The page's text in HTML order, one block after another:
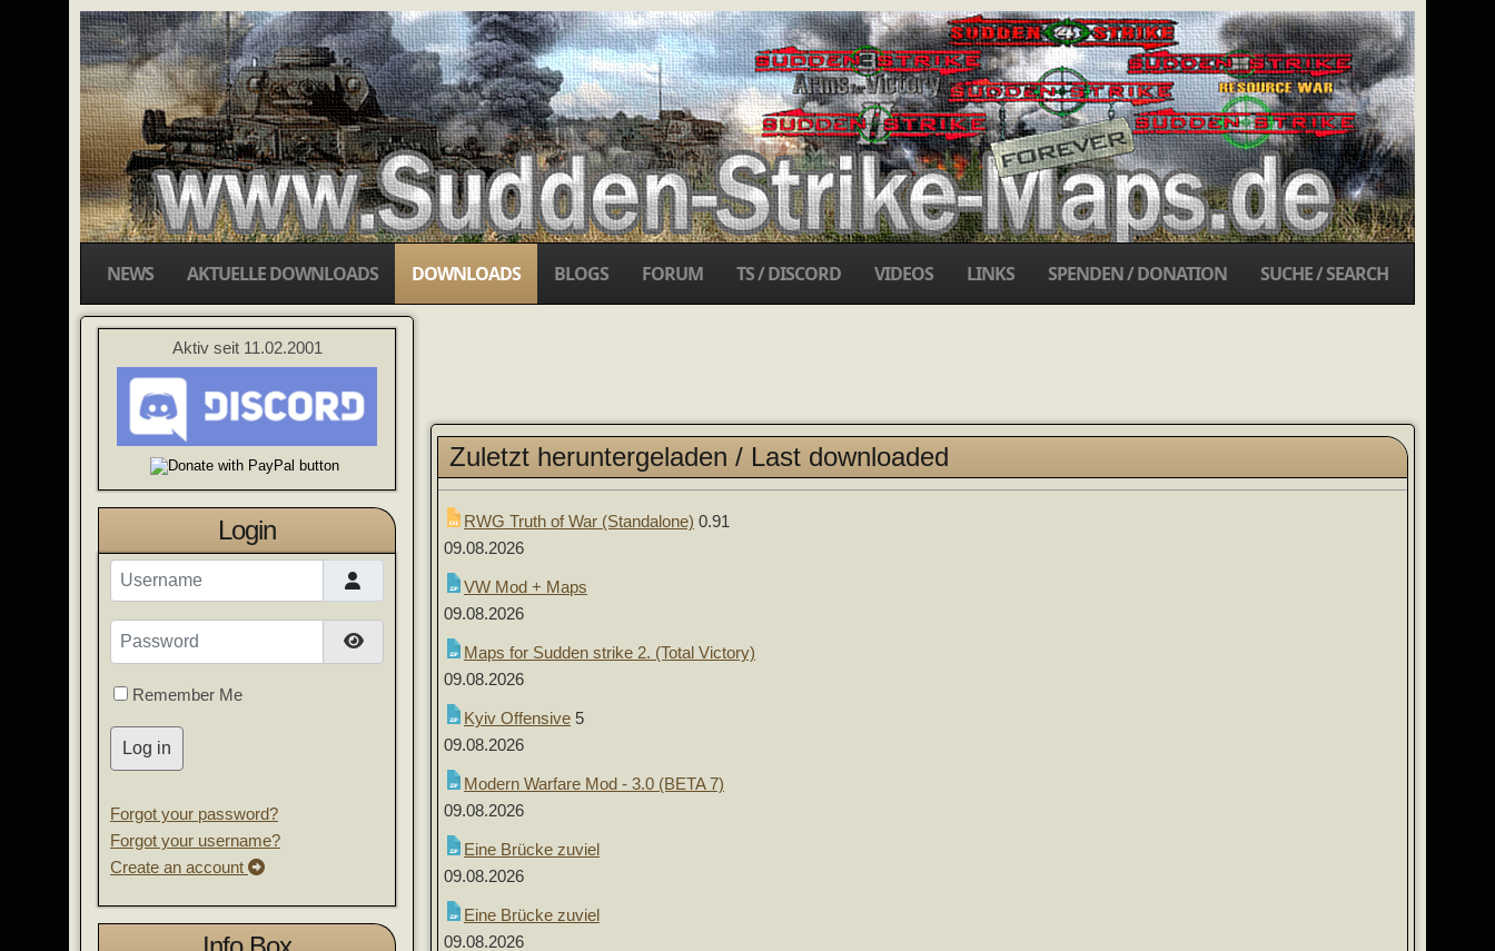
NEWS AKTUELLE DOWNLOADS DOWNLOADS BLOGS FORUM TS / DISCORD VIDEOS LINKS SPENDEN / DONATION SUCHE / SEARCH
Aktiv seit 11.02.2001
Login
Username
Password Show Password
Remember Me
Log in
Forgot your password?
Forgot your username?
Create an account
Zuletzt heruntergeladen / Last downloaded
RWG Truth of War (Standalone) 0.91
09.08.2026
VW Mod + Maps
09.08.2026
Maps for Sudden strike 2. (Total Victory)
09.08.2026
Kyiv Offensive 5
09.08.2026
Modern Warfare Mod - 3.0 (BETA 7)
09.08.2026
Eine Brücke zuviel
09.08.2026
Eine Brücke zuviel
09.08.2026